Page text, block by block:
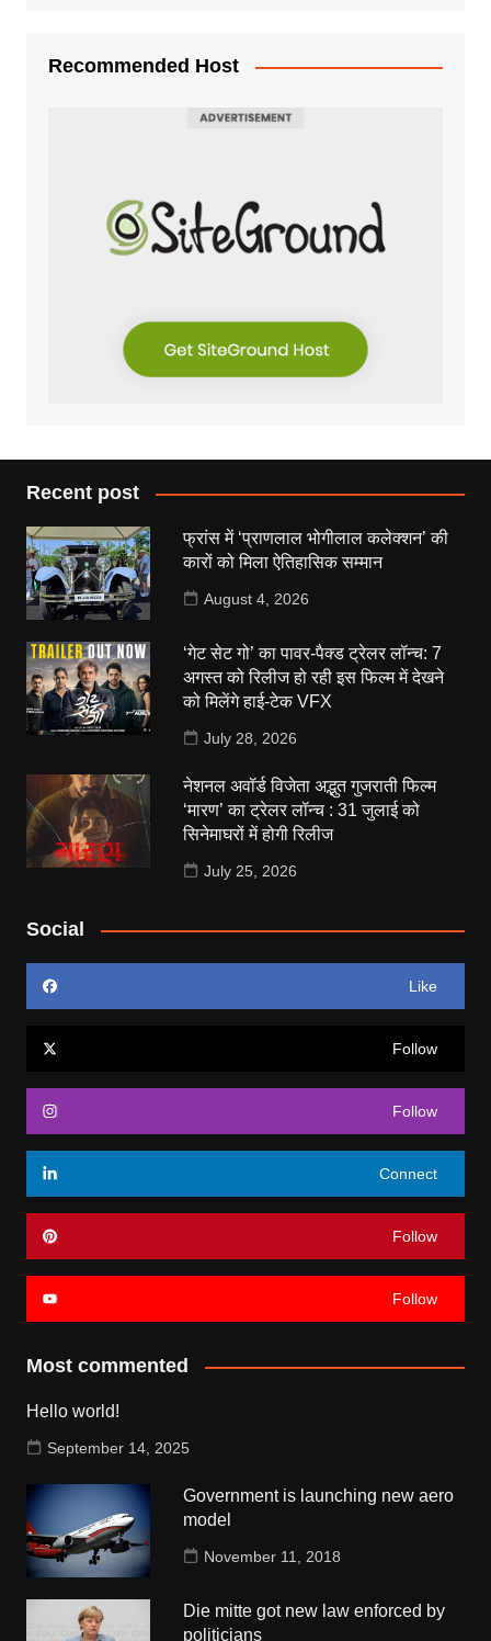
Recommended Host
Recent post
फ्रांस में ‘प्राणलाल भोगीलाल कलेक्शन’ की
कारों को मिला ऐतिहासिक सम्मान
August 4, 2026
‘गेट सेट गो’ का पावर-पैक्ड ट्रेलर लॉन्च: 7
अगस्त को रिलीज हो रही इस फिल्म में देखने
को मिलेंगे हाई-टेक VFX
July 28, 2026
नेशनल अवॉर्ड विजेता अद्भुत गुजराती फिल्म
‘मारण’ का ट्रेलर लॉन्च : 31 जुलाई को
सिनेमाघरों में होगी रिलीज
July 25, 2026
Social
Like
Follow
Follow
Connect
Follow
Follow
Most commented
Hello world!
September 14, 2025
Government is launching new aero
model
November 11, 2018
Die mitte got new law enforced by
politicians